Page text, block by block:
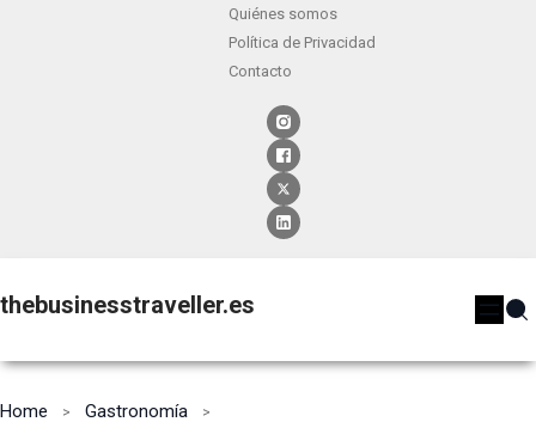
Quiénes somos
Política de Privacidad
Contacto
thebusinesstraveller.es
Home
Gastronomía